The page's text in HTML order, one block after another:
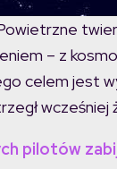
– z
celem jest
wcześniej
pilotów